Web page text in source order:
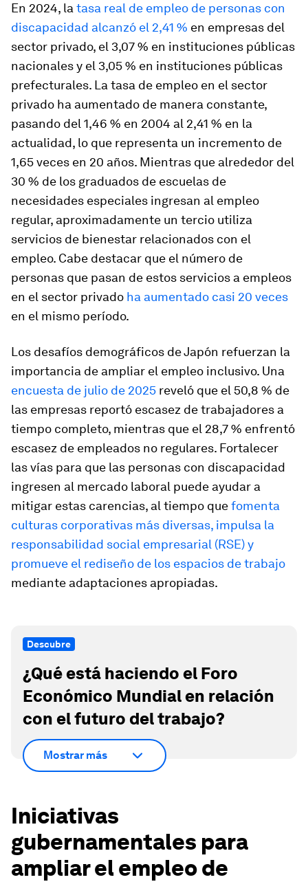
En 2024, la tasa real de empleo de personas con
discapacidad alcanzó el 2,41 % en empresas del
sector privado, el 3,07 % en instituciones públicas
nacionales y el 3,05 % en instituciones públicas
prefecturales. La tasa de empleo en el sector
privado ha aumentado de manera constante,
pasando del 1,46 % en 2004 al 2,41 % en la
actualidad, lo que representa un incremento de
1,65 veces en 20 años. Mientras que alrededor del
30 % de los graduados de escuelas de
necesidades especiales ingresan al empleo
regular, aproximadamente un tercio utiliza
servicios de bienestar relacionados con el
empleo. Cabe destacar que el número de
personas que pasan de estos servicios a empleos
en el sector privado ha aumentado casi 20 veces
en el mismo período.
Los desafíos demográficos de Japón refuerzan la
importancia de ampliar el empleo inclusivo. Una
encuesta de julio de 2025 reveló que el 50,8 % de
las empresas reportó escasez de trabajadores a
tiempo completo, mientras que el 28,7 % enfrentó
escasez de empleados no regulares. Fortalecer
las vías para que las personas con discapacidad
ingresen al mercado laboral puede ayudar a
mitigar estas carencias, al tiempo quefomenta
culturas corporativas más diversas, impulsa la
responsabilidad social empresarial (RSE) y
promueve el rediseño de los espacios de trabajo
mediante adaptaciones apropiadas.
Descubre
¿Qué está haciendo el Foro
Económico Mundial en relación
con el futuro del trabajo?
Mostrar más
Iniciativas
gubernamentales para
ampliar el empleo de